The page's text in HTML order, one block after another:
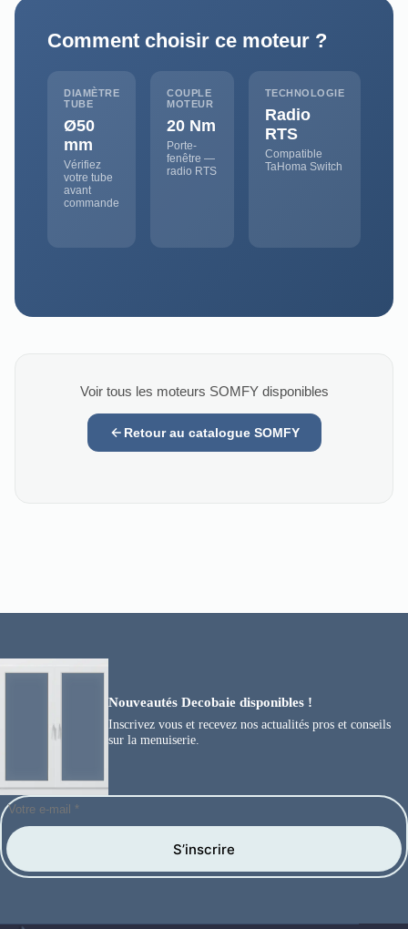
Comment choisir ce moteur ?
DIAMÈTRE
TUBE
Ø50
mm
Vérifiez
votre tube
avant
commande
COUPLE
MOTEUR
20 Nm
Porte-
fenêtre —
radio RTS
TECHNOLOGIE
Radio
RTS
Compatible
TaHoma Switch
Voir tous les moteurs SOMFY disponibles
Retour au catalogue SOMFY
Nouveautés Decobaie disponibles !
Inscrivez vous et recevez nos actualités pros et conseils
sur la menuiserie.
S’inscrire